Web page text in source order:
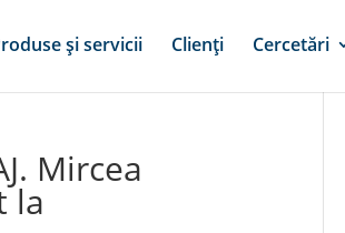
și servicii Clienți Cercetări
Mircea
la